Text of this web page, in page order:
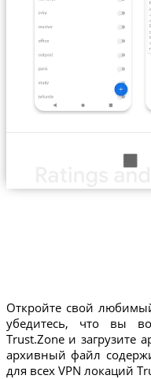
Откройте свой
убедитесь, что вы
Trust.Zone и загрузите
архивный файл
для всех VPN локаций